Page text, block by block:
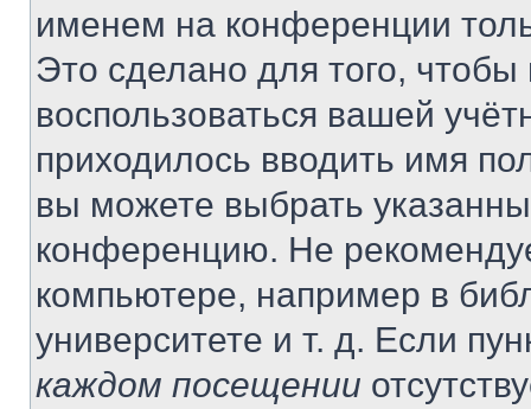
именем на конференции
Это сделано для того, чтобы
воспользоваться вашей
приходилось вводить имя
вы можете выбрать
конференцию. Не
компьютере, например в
университете и т. д. Если
каждом посещении